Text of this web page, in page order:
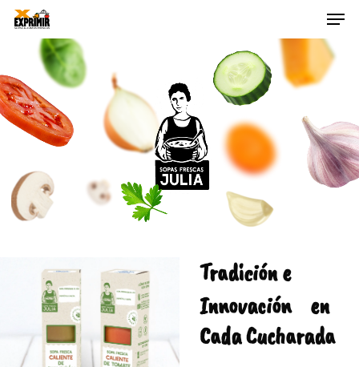
Skip
content
Tradición e
Innovación en
Cada Cucharada
Close
Menu